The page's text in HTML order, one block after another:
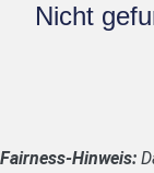
Nicht
Fairness-Hinweis: